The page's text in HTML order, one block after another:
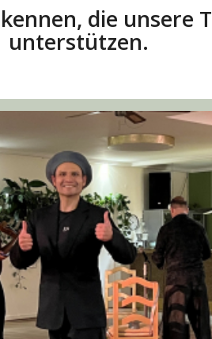
die unsere
unterstützen.